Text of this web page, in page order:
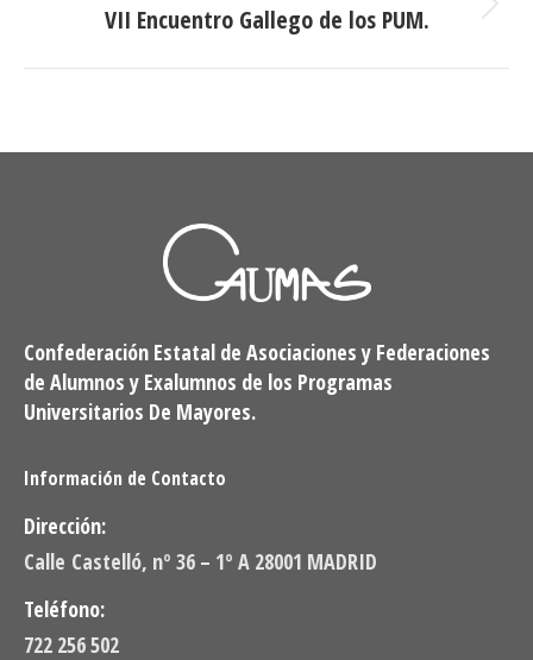
Publicación
VII Encuentro Gallego de los PUM.
Confederación Estatal de Asociaciones y Federaciones
de Alumnos y Exalumnos de los Programas
Universitarios De Mayores.
Información de Contacto
Dirección:
Calle Castelló, nº 36 – 1º A 28001 MADRID
Teléfono:
722 256 502